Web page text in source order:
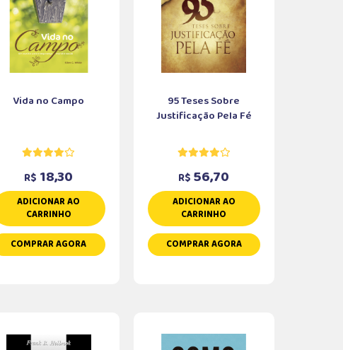
Vida no Campo
R$ 18,30
ADICIONAR AO
CARRINHO
COMPRAR AGORA
95 Teses Sobre
Justificação Pela Fé
R$ 56,70
ADICIONAR AO
CARRINHO
COMPRAR AGORA